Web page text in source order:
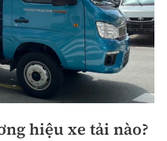
hiệu xe tải nào?